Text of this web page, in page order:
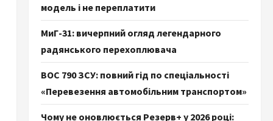
модель і не переплатити
МиГ-31: вичерпний огляд легендарного
радянського перехоплювача
ВОС 790 ЗСУ: повний гід по спеціальності
«Перевезення автомобільним транспортом»
Чому не оновлюється Резерв+ у 2026 році: